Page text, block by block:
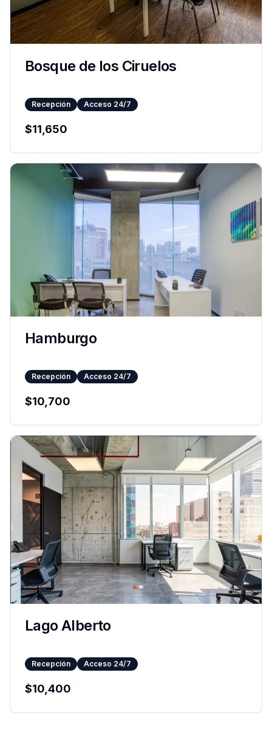
Bosque de los Ciruelos
Recepción Acceso 24/7
$11,650
Hamburgo
Recepción Acceso 24/7
$10,700
Lago Alberto
Recepción Acceso 24/7
$10,400